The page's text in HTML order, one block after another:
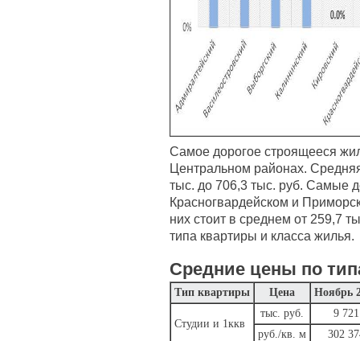
Самое дорогое строящееся
Центральном районах.
тыс. до 706,3 тыс. руб. Самые
Красногвардейском и
них стоит в среднем от 259,7
типа квартиры и класса жилья.
Средние цены по
Тип квартиры Цена Ноябрь
Студии и 1ккв
тыс. руб.
9 721
руб./кв. м
302